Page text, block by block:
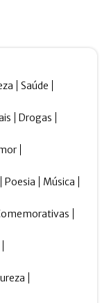
Saúde
Drogas
Poesia Música